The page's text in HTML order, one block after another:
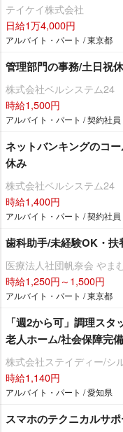
テイケイ株式会社
日給1万4,000円
アルバイト・パート / 東京都
管理部門の事務/土日祝
株式会社ベルシステム24
時給1,500円
アルバイト・パート / 契約社
ネットバンキングのコ
休み
株式会社ベルシステム24
時給1,400円
アルバイト・パート / 契約社員
歯科助手/未経験OK・扶
医療法人社団帆奈会 やま
時給1,250円～1,500円
アルバイト・パート / 東京都
「週2から可」調理ス
老人ホーム/社会保障完備
株式会社ステイディー/シ
時給1,140円
アルバイト・パート / 愛知県
スマホのテクニカルサ